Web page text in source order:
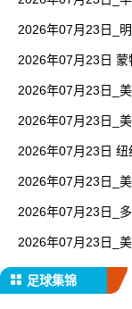
2026年07月23日_
2026年07月23日
2026年07月23日_
2026年07月23日_
2026年07月23日 纽
2026年07月23日_
2026年07月23日_
2026年07月23日_
足球集锦